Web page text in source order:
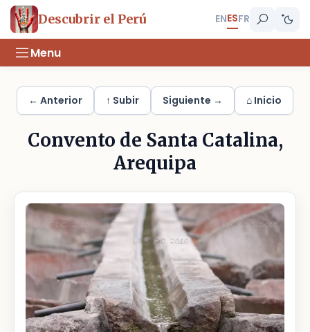
Descubrir el Perú ENESFR
Menu
← Anterior ↑ Subir Siguiente → ⌂ Inicio
Convento de Santa Catalina,
Arequipa